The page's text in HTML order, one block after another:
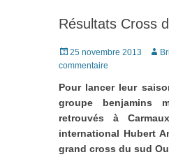
Résultats Cross
Posté
le
25 novembre 2013
commentaire
Pour lancer leur
groupe benjamins
retrouvés à
international Hubert
grand cross du sud